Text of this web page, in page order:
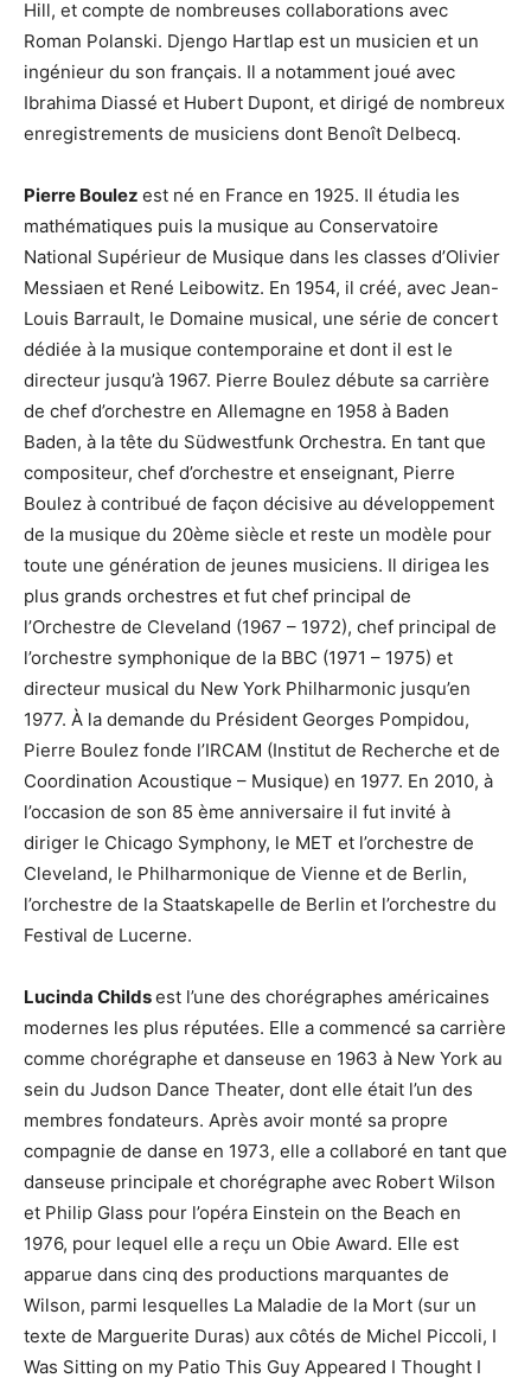
Hill, et compte de nombreuses collaborations avec
Roman Polanski. Djengo Hartlap est un musicien et un
ingénieur du son français. Il a notamment joué avec
Ibrahima Diassé et Hubert Dupont, et dirigé de nombreux
enregistrements de musiciens dont Benoît Delbecq.
Pierre Boulez est né en France en 1925. Il étudia les
mathématiques puis la musique au Conservatoire
National Supérieur de Musique dans les classes d’Olivier
Messiaen et René Leibowitz. En 1954, il créé, avec Jean-
Louis Barrault, le Domaine musical, une série de concert
dédiée à la musique contemporaine et dont il est le
directeur jusqu’à 1967. Pierre Boulez débute sa carrière
de chef d’orchestre en Allemagne en 1958 à Baden
Baden, à la tête du Südwestfunk Orchestra. En tant que
compositeur, chef d’orchestre et enseignant, Pierre
Boulez à contribué de façon décisive au développement
de la musique du 20ème siècle et reste un modèle pour
toute une génération de jeunes musiciens. Il dirigea les
plus grands orchestres et fut chef principal de
l’Orchestre de Cleveland (1967 – 1972), chef principal de
l’orchestre symphonique de la BBC (1971 – 1975) et
directeur musical du New York Philharmonic jusqu’en
1977. À la demande du Président Georges Pompidou,
Pierre Boulez fonde l’IRCAM (Institut de Recherche et de
Coordination Acoustique – Musique) en 1977. En 2010, à
l’occasion de son 85 ème anniversaire il fut invité à
diriger le Chicago Symphony, le MET et l’orchestre de
Cleveland, le Philharmonique de Vienne et de Berlin,
l’orchestre de la Staatskapelle de Berlin et l’orchestre du
Festival de Lucerne.
Lucinda Childsest l’une des chorégraphes américaines
modernes les plus réputées. Elle a commencé sa carrière
comme chorégraphe et danseuse en 1963 à New York au
sein du Judson Dance Theater, dont elle était l’un des
membres fondateurs. Après avoir monté sa propre
compagnie de danse en 1973, elle a collaboré en tant que
danseuse principale et chorégraphe avec Robert Wilson
et Philip Glass pour l’opéra Einstein on the Beach en
1976, pour lequel elle a reçu un Obie Award. Elle est
apparue dans cinq des productions marquantes de
Wilson, parmi lesquelles La Maladie de la Mort (sur un
texte de Marguerite Duras) aux côtés de Michel Piccoli, I
Was Sitting on my Patio This Guy Appeared I Thought I